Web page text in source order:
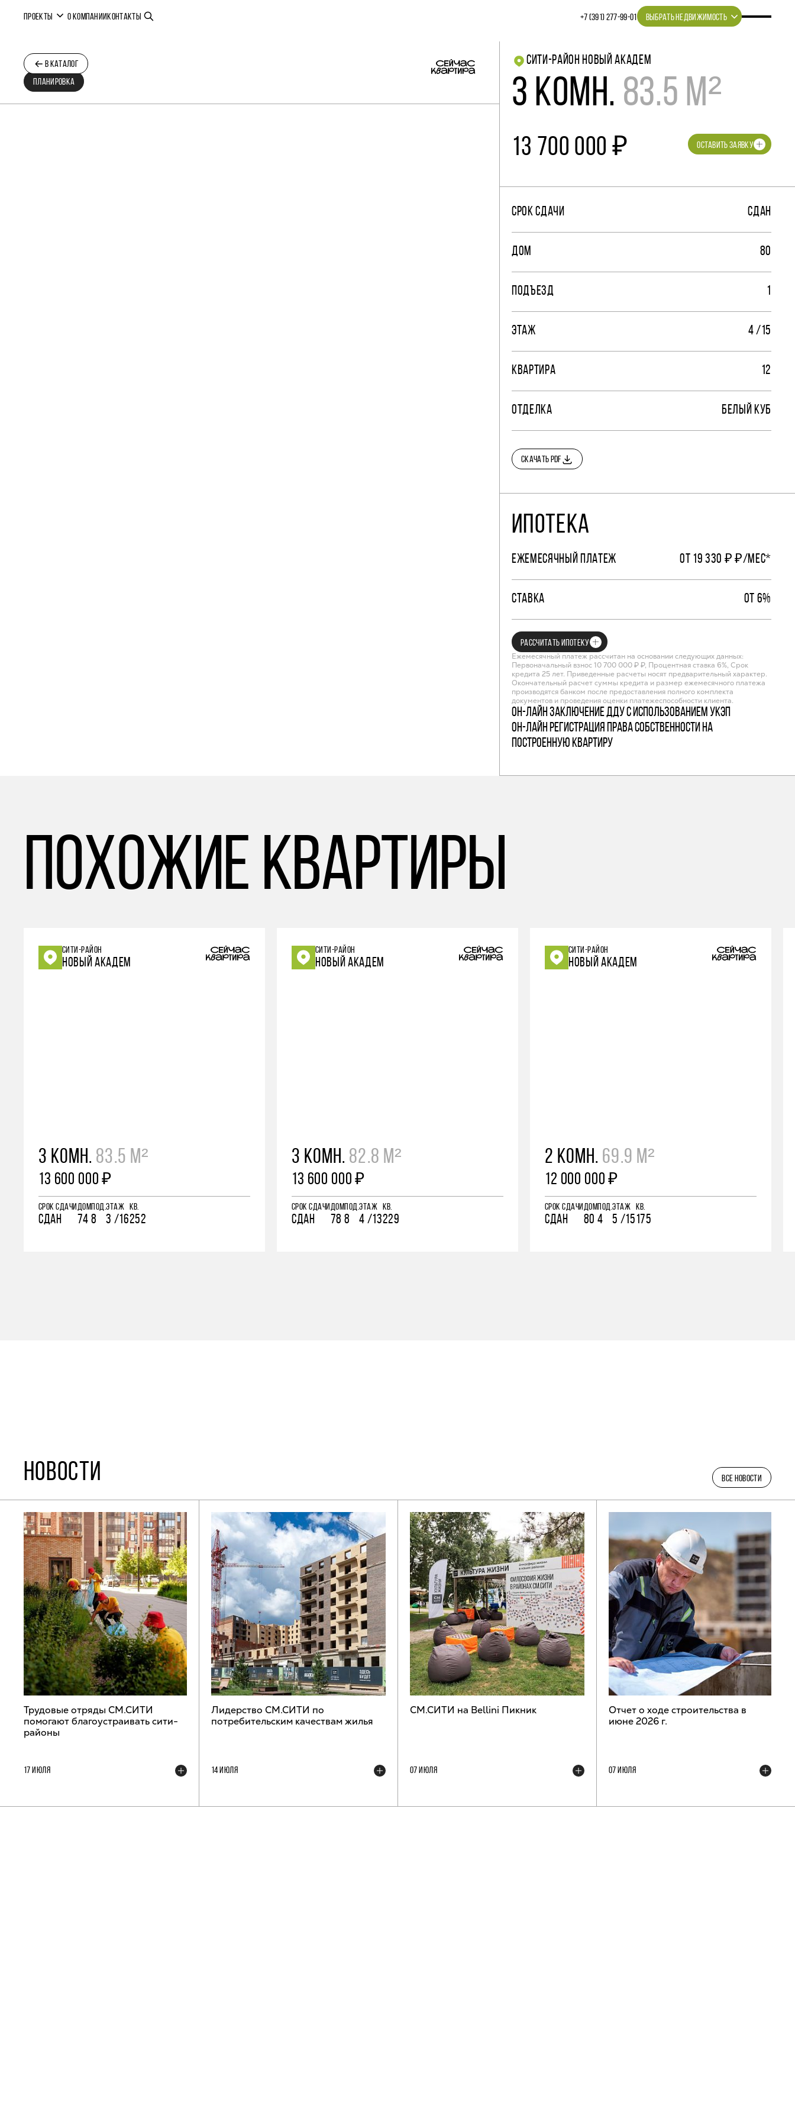
ПРОЕКТЫ О КОМПАНИИКОНТАКТЫ +7 (391) 277‒99‒01 ВЫБРАТЬ НЕДВИЖИМОСТЬ
В КАТАЛОГ
ПЛАНИРОВКА
СИТИ-РАЙОН НОВЫЙ АКАДЕМ
3 КОМН. 83.5 М²
13 700 000 ₽ ОСТАВИТЬ ЗАЯВКУ
СРОК СДАЧИ СДАН
ДОМ 80
ПОДЪЕЗД 1
ЭТАЖ 4 /15
КВАРТИРА 12
ОТДЕЛКА БЕЛЫЙ КУБ
СКАЧАТЬ PDF
ИПОТЕКА
ЕЖЕМЕСЯЧНЫЙ ПЛАТЕЖ ОТ 19 330 ₽ ₽/МЕС*
СТАВКА ОТ 6%
РАССЧИТАТЬ ИПОТЕКУ
Ежемесячный платеж рассчитан на основании следующих данных:
Первоначальный взнос 10 700 000 ₽ ₽, Процентная ставка 6%, Срок
кредита 25 лет. Приведенные расчеты носят предварительный характер.
Окончательный расчет суммы кредита и размер ежемесячного платежа
производятся банком после предоставления полного комплекта
документов и проведения оценки платежеспособности клиента.
Он-лайн заключение ДДУ с использованием УКЭП
Он-лайн регистрация права собственности на
построенную квартиру
похожие квартиры
СИТИ-РАЙОН
НОВЫЙ АКАДЕМ
3 КОМН. 83.5 М²
13 600 000 ₽
СРОК СДАЧИ
СДАН
ДОМ
74
ПОД.
8
ЭТАЖ
3 /16
КВ.
252
СИТИ-РАЙОН
НОВЫЙ АКАДЕМ
3 КОМН. 82.8 М²
13 600 000 ₽
СРОК СДАЧИ
СДАН
ДОМ
78
ПОД.
8
ЭТАЖ
4 /13
КВ.
229
СИТИ-РАЙОН
НОВЫЙ АКАДЕМ
2 КОМН. 69.9 М²
12 000 000 ₽
СРОК СДАЧИ
СДАН
ДОМ
80
ПОД.
4
ЭТАЖ
5 /15
КВ.
175
НОВОСТИ ВСЕ НОВОСТИ
Трудовые отряды СМ.СИТИ
помогают благоустраивать сити-
районы
17 ИЮЛЯ
Лидерство СМ.СИТИ по
потребительским качествам жилья
14 ИЮЛЯ
СМ.СИТИ на Bellini Пикник
07 ИЮЛЯ
Отчет о ходе строительства в
июне 2026 г.
07 ИЮЛЯ